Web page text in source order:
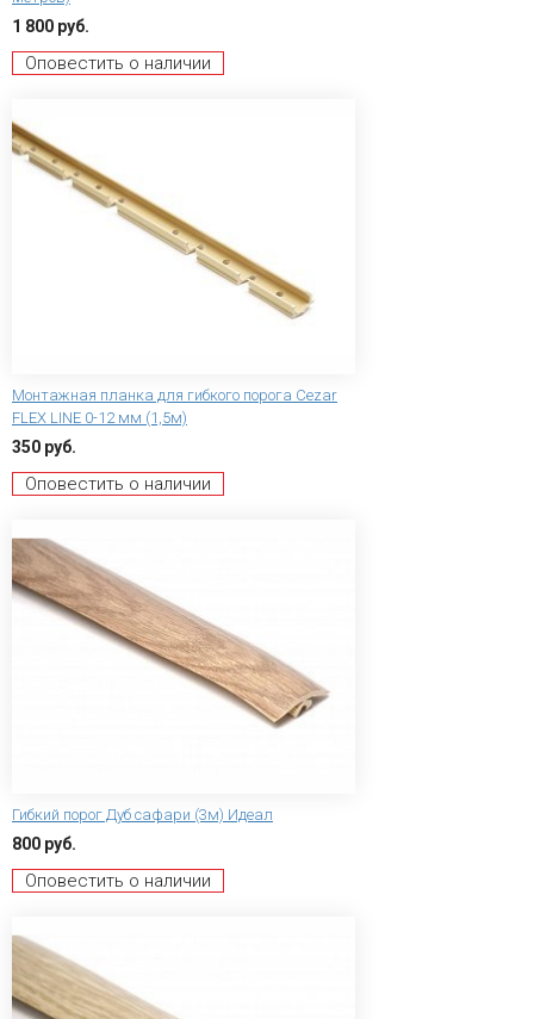
1 800 руб.
Оповестить о наличии
Монтажная планка для гибкого порога Сezar
FLEX LINE 0-12 мм (1,5м)
350 руб.
Оповестить о наличии
Гибкий порог Дуб сафари (3м) Идеал
800 руб.
Оповестить о наличии